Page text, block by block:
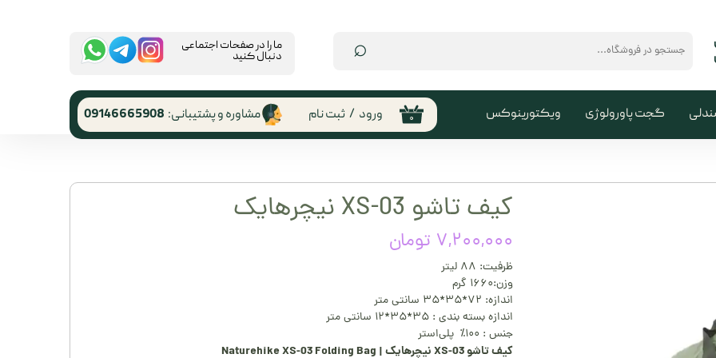
⌕
گجت پاورولوژی ویکتورینوکس ۰ ورود / ثبت نام
حساب کاربری
تغییر گذر واژه
سفارشات
مشاوره و پشتیبانی: 09146665908
​ما را در صفحات اجتماعی
دنبال کنید
کیف تاشو XS-03 نیچرهایک
۷,۲۰۰,۰۰۰ تومان
ظرفیت: ۸۸ لیتر
وزن:۱۶۶۰ گرم
اندازه: ۷۲*۳۵*۳۵ سانتی متر
اندازه بسته بندی : ۳۵*۳۵*۱۲ سانتی متر
جنس : ۱۰۰٪ پلی‌استر
کیف تاشو XS-03 نیچرهایک | Naturehike XS-03 Folding Bag